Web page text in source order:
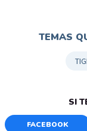
TEMAS
SI
FACEBOOK